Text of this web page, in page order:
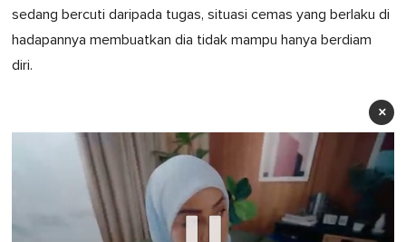
sedang bercuti daripada tugas, situasi cemas yang berlaku di
hadapannya membuatkan dia tidak mampu hanya berdiam
diri.
×